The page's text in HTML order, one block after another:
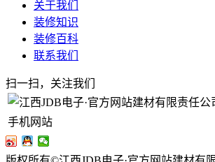
关于我们
装修知识
装修百科
联系我们
扫一扫，关注我们
手机网站